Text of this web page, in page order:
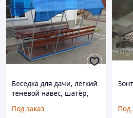
Беседка для дачи, лёгкий
теневой навес, шатёр,
для отдыха, зонт
Под заказ Под